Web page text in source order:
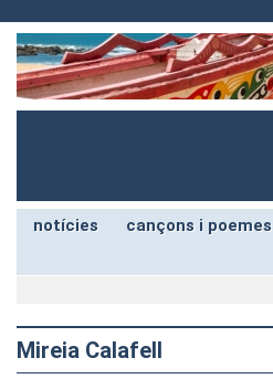
notícies cançons i poemes
Mireia Calafell